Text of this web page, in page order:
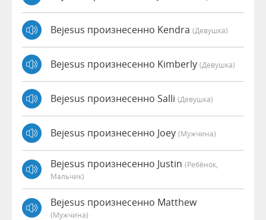
Bejesus произнесенно Kendra (девушка)
Bejesus произнесенно Kimberly (девушка)
Bejesus произнесенно Salli (девушка)
Bejesus произнесенно Joey (мужчина)
Bejesus произнесенно Justin (Ребёнок,
Мальчик)
Bejesus произнесенно Matthew
(мужчина)